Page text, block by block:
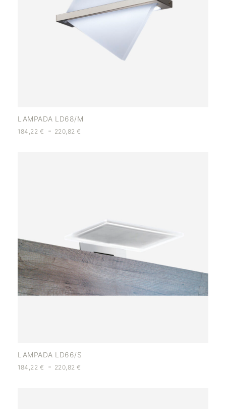
LAMPADA LD68/M
184,22 € - 220,82€
LAMPADA LD66/S
184,22 € - 220,82€